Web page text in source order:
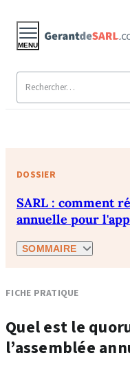
MENU
DOSSIER
SARL : comment
annuelle pour
SOMMAIRE
FICHE PRATIQUE
Quel est le
l’assemblée